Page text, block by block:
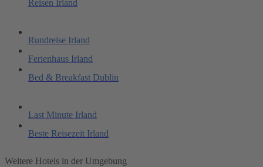
Reisen Irland
Rundreise Irland
Ferienhaus Irland
Bed & Breakfast Dublin
Last Minute Irland
Beste Reisezeit Irland
Weitere Hotels in der Umgebung